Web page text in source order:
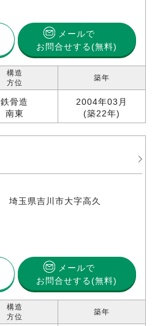
メールで
お問合せする(無料)
構造
方位
鉄骨造
南東
築年
2004年03月
(築22年)
埼玉県吉川市大字高久
メールで
お問合せする(無料)
構造
方位
築年